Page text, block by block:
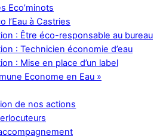
Eco’minots
l’Eau à Castries
: Être éco-responsable au bureau
: Technicien économie d’eau
: Mise en place d’un label
Econome en Eau »
de nos actions